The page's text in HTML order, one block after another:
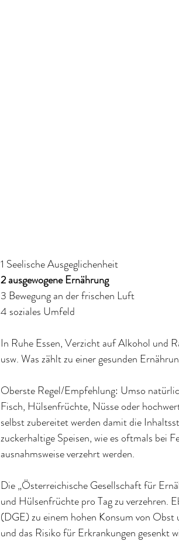
1 Seelische Ausgeglichenheit
2 ausgewogene Ernährung
3 Bewegung an der frischen Luft
4 soziales Umfeld
In Ruhe Essen, Verzicht auf Alkohol und
usw. Was zählt zu einer gesunden
Oberste Regel/Empfehlung: Umso
Fisch, Hülsenfrüchte, Nüsse oder
selbst zubereitet werden damit die
zuckerhaltige Speisen, wie es oftmals bei
ausnahmsweise verzehrt werden.
Die „Österreichische Gesellschaft für
und Hülsenfrüchte pro Tag zu verzehren.
(DGE) zu einem hohen Konsum von Obst
und das Risiko für Erkrankungen gesenkt